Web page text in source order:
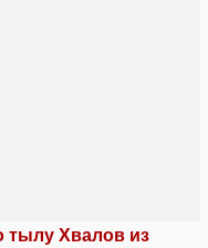
тылу Хвалов из